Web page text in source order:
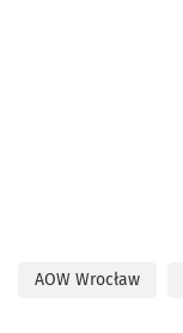
AOW Wrocław